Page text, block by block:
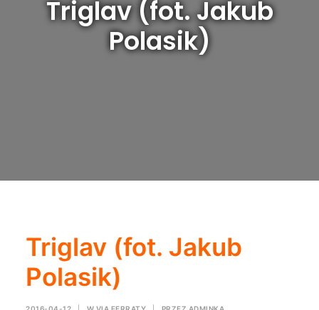
Triglav (fot. Jakub
Polasik)
Triglav (fot. Jakub
Polasik)